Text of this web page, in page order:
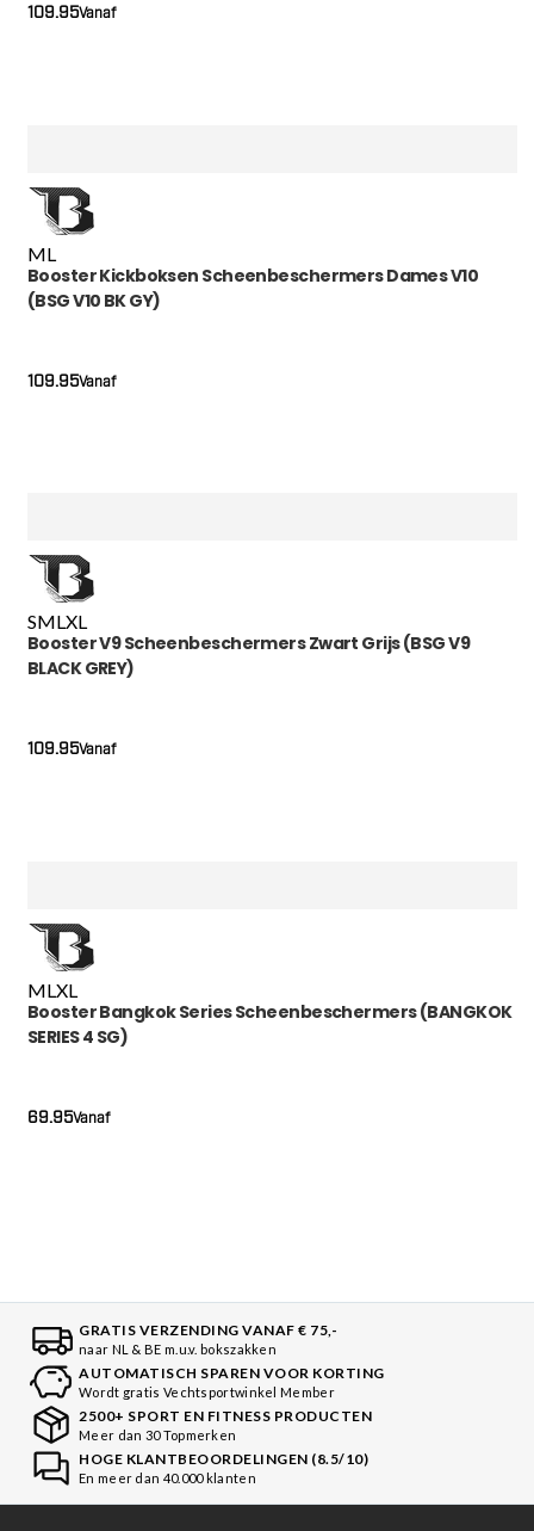
Vanaf
109.95
ML
Booster Kickboksen Scheenbeschermers Dames V10
(BSG V10 BK GY)
Vanaf
109.95
SMLXL
Booster V9 Scheenbeschermers Zwart Grijs (BSG V9
BLACK GREY)
Vanaf
109.95
ML XL
Booster Bangkok Series Scheenbeschermers (BANGKOK
SERIES 4 SG)
Vanaf
69.95
GRATIS VERZENDING VANAF € 75,-
naar NL & BE m.u.v. bokszakken
AUTOMATISCH SPAREN VOOR KORTING
Wordt gratis Vechtsportwinkel Member
2500+ SPORT EN FITNESS PRODUCTEN
Meer dan 30 Topmerken
HOGE KLANTBEOORDELINGEN (8.5/10)
En meer dan 40.000 klanten